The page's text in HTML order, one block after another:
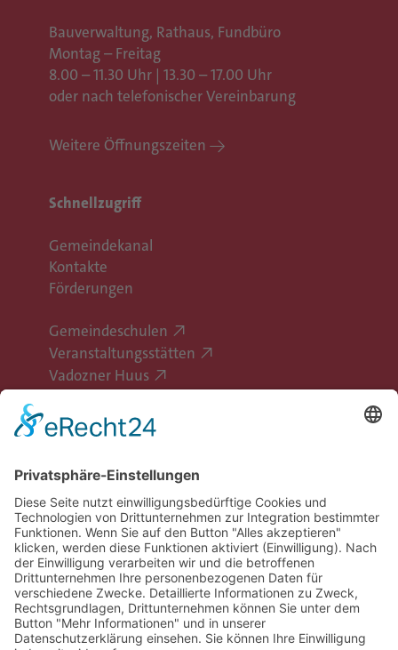
Bauverwaltung, Rathaus, Fundbüro
Montag – Freitag
8.00 – 11.30 Uhr | 13.30 – 17.00 Uhr
oder nach telefonischer Vereinbarung
Weitere Öffnungszeiten
Schnellzugriff
Gemeindekanal
Kontakte
Förderungen
Gemeindeschulen
Veranstaltungsstätten
Vadozner Huus